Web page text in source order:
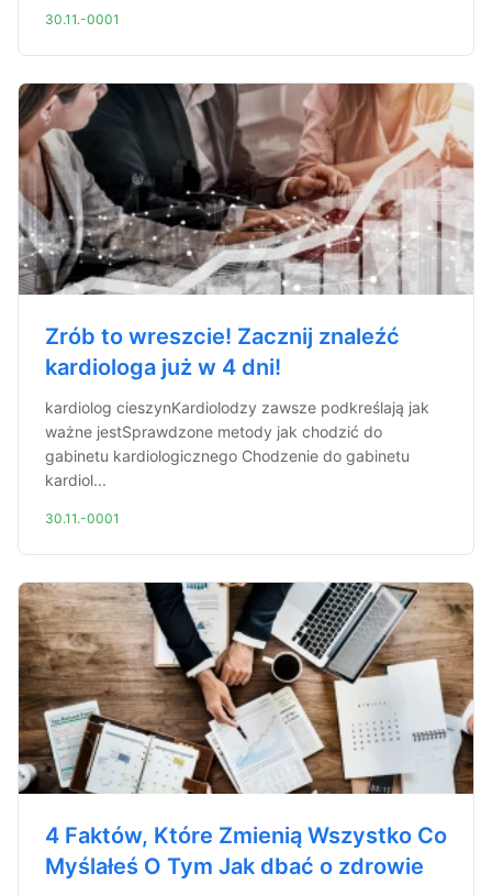
30.11.-0001
Zrób to wreszcie! Zacznij znaleźć
kardiologa już w 4 dni!
kardiolog cieszynKardiolodzy zawsze podkreślają jak
ważne jestSprawdzone metody jak chodzić do
gabinetu kardiologicznego Chodzenie do gabinetu
kardiol...
30.11.-0001
4 Faktów, Które Zmienią Wszystko Co
Myślałeś O Tym Jak dbać o zdrowie